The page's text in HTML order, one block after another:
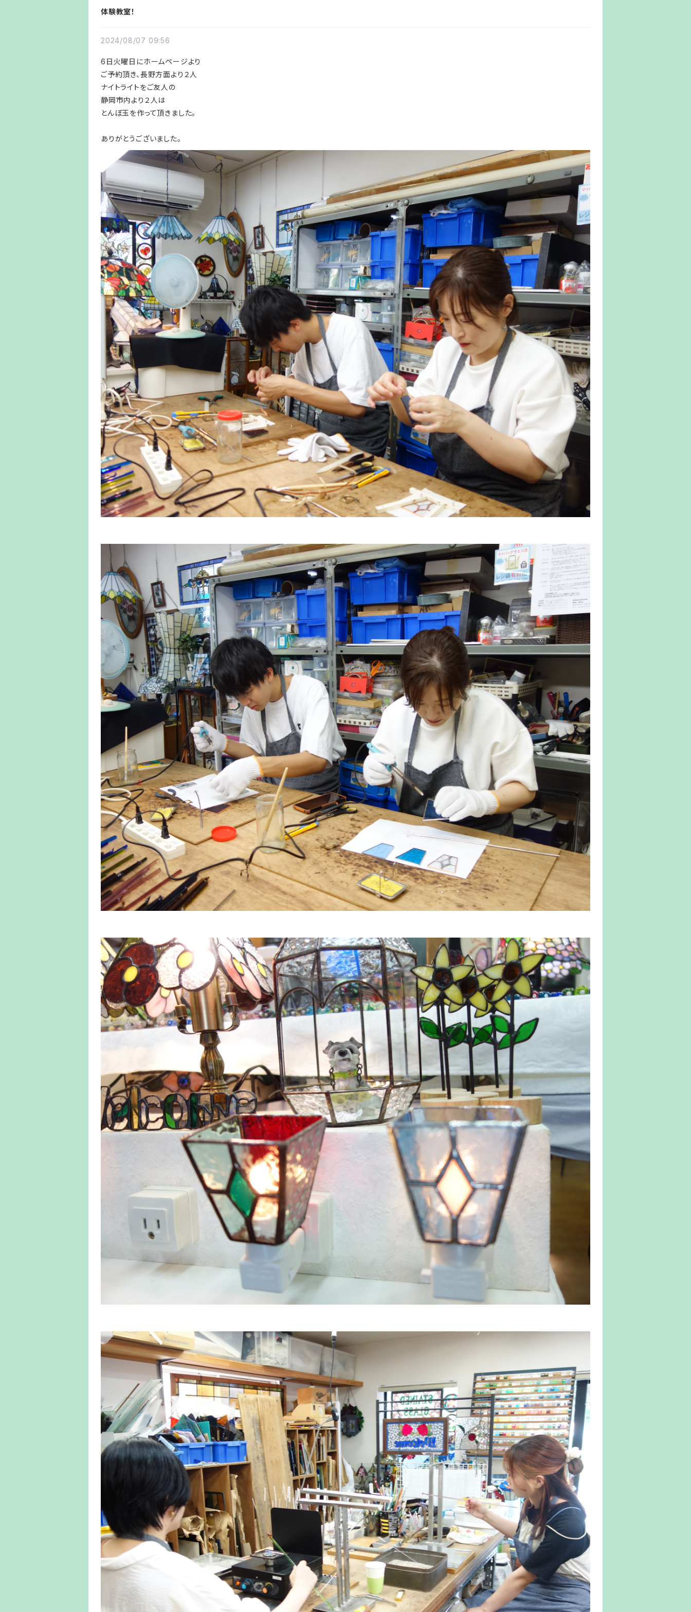
体験教室！
2024/08/07 09:56
6日火曜日にホームページより
ご予約頂き、長野方面より２人
ナイトライトをご友人の
静岡市内より２人は
とんぼ玉を作って頂きました。
ありがとうございました。